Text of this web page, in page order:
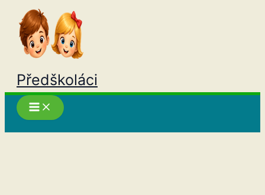
Přeskočit
obsah
Předškoláci